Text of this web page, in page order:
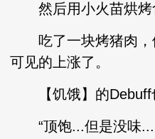
然后用小火苗烘烤
吃了一块烤猪肉，
可见的上涨了。
【饥饿】的Debuff
“顶饱...但是没味